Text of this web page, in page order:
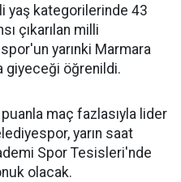
yaş kategorilerinde 43
çıkarılan milli
yarınki Marmara
giyeceği öğrenildi.
maç fazlasıyla lider
yarın saat
Spor Tesisleri'nde
olacak.